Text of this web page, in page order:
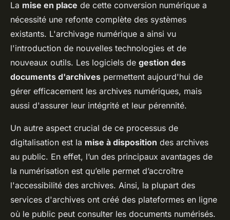
La mise en place de cette conversion numérique a
nécessité une refonte complète des systèmes
existants. L'archivage numérique a ainsi vu
l'introduction de nouvelles technologies et de
nouveaux outils. Les logiciels de gestion des
documents d'archives permettent aujourd'hui de
gérer efficacement les archives numériques, mais
aussi d'assurer leur intégrité et leur pérennité.
Un autre aspect crucial de ce processus de
digitalisation est la mise à disposition des archives
au public. En effet, l’un des principaux avantages de
la numérisation est qu’elle permet d’accroître
l'accessibilité des archives. Ainsi, la plupart des
services d'archives ont créé des plateformes en ligne
où le public peut consulter les documents numérisés.